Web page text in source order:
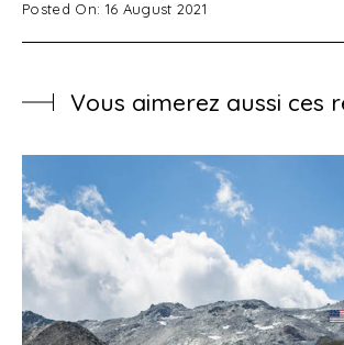
Posted On: 16 August 2021
Vous aimerez aussi ces